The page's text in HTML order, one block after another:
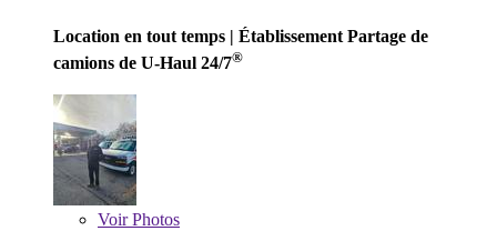
Location en tout temps | Établissement Partage de
camions de U-Haul 24/7®
VoirPhotos